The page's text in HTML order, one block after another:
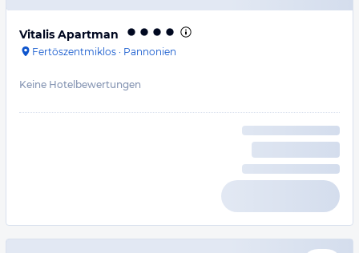
Vitalis Apartman
Fertöszentmiklos · Pannonien
Keine Hotelbewertungen